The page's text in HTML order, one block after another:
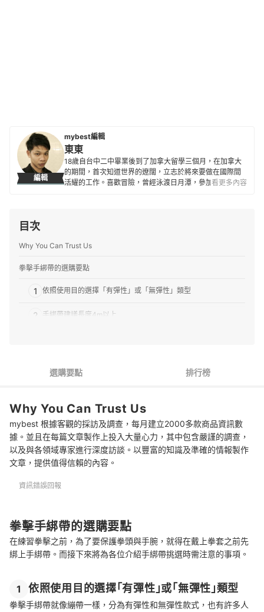
編輯
mybest編輯
東東
18歲自台中二中畢業後到了加拿大留學三個月，在加拿大
的期間，首次知道世界的遼闊，立志於將來要做在國際間
活耀的工作。喜歡冒險，曾經泳渡日月潭，參加蘭嶼馬拉
看更多內容
目次
Why You Can Trust Us
拳擊手綁帶的選購要點
1 依照使用目的選擇「有彈性」或「無彈性」類型
2 手綁帶建議長度4m以上
運動完記得擦去汗水避免感冒
總結
選購要點 排行榜
Why You Can Trust Us
mybest 根據客觀的採訪及調查，每月建立2000多款商品資訊數
據。並且在每篇文章製作上投入大量心力，其中包含嚴謹的調查，
以及與各領域專家進行深度訪談。以豐富的知識及準確的情報製作
文章，提供值得信賴的內容。
資訊錯誤回報
拳擊手綁帶的選購要點
在練習拳擊之前，為了要保護拳頭與手腕，就得在戴上拳套之前先
綁上手綁帶。而接下來將為各位介紹手綁帶挑選時需注意的事項。
1 依照使用目的選擇「有彈性」或「無彈性」類型
拳擊手綁帶就像繃帶一樣，分為有彈性和無彈性款式，也有許多人